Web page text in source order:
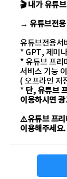
🎬 내가 유튜
→유튜브전
유튜브전용서
* GPT, 제미
* 유튜브 프리
서비스 기능
( 오프라인 저
* 단, 유튜브
이용하시면
⚠️유튜브 프리
이용해주세요.